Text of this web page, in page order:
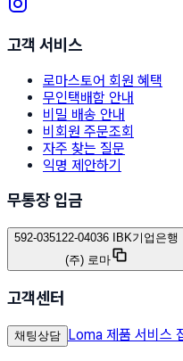
고객 서비스
로마스토어 회원 혜택
무인택배함 안내
비밀 배송 안내
비회원 주문조회
자주 찾는 질문
익명 제안하기
무통장 입금
592-035122-04036 IBK기업은행
(주) 로마
고객센터
채팅상담 Loma 제품 서비스